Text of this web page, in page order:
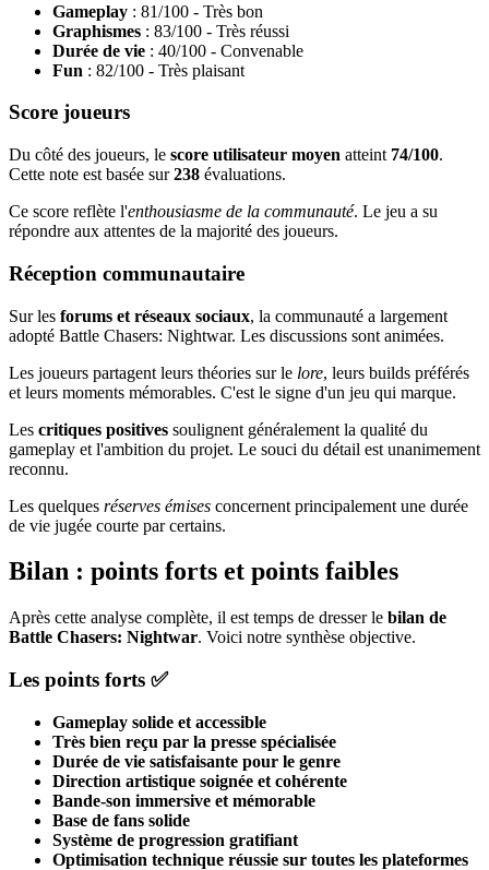
Gameplay : 81/100 - Très bon
Graphismes : 83/100 - Très réussi
Durée de vie : 40/100 - Convenable
Fun : 82/100 - Très plaisant
Score joueurs
Du côté des joueurs, le score utilisateur moyen atteint 74/100.
Cette note est basée sur238 évaluations.
Ce score reflète l'enthousiasme de la communauté. Le jeu a su
répondre aux attentes de la majorité des joueurs.
Réception communautaire
Sur les forums et réseaux sociaux, la communauté a largement
adopté Battle Chasers: Nightwar. Les discussions sont animées.
Les joueurs partagent leurs théories sur le lore, leurs builds préférés
et leurs moments mémorables. C'est le signe d'un jeu qui marque.
Les critiques positives soulignent généralement la qualité du
gameplay et l'ambition du projet. Le souci du détail est unanimement
reconnu.
Les quelques réserves émises concernent principalement une durée
de vie jugée courte par certains.
Bilan : points forts et points faibles
Après cette analyse complète, il est temps de dresser le bilan de
Battle Chasers: Nightwar. Voici notre synthèse objective.
Les points forts ✅
Gameplay solide et accessible
Très bien reçu par la presse spécialisée
Durée de vie satisfaisante pour le genre
Direction artistique soignée et cohérente
Bande-son immersive et mémorable
Base de fans solide
Système de progression gratifiant
Optimisation technique réussie sur toutes les plateformes